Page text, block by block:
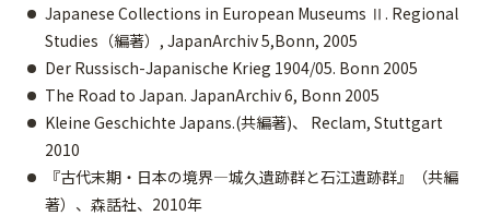
Japanese Collections in European Museums Ⅱ. Regional
Studies（編著）, JapanArchiv 5,Bonn, 2005
Der Russisch-Japanische Krieg 1904/05. Bonn 2005
The Road to Japan. JapanArchiv 6, Bonn 2005
Kleine Geschichte Japans.(共編著)、 Reclam, Stuttgart
2010
『古代末期・日本の境界―城久遺跡群と石江遺跡群』（共編
著）、森話社、2010年